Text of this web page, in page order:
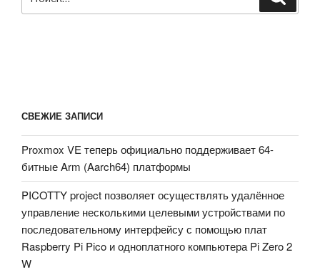
СВЕЖИЕ ЗАПИСИ
Proxmox VE теперь официально поддерживает 64-
битные Arm (Aarch64) платформы
PICOTTY project позволяет осуществлять удалённое
управление несколькими целевыми устройствами по
последовательному интерфейсу с помощью плат
Raspberry Pi Pico и одноплатного компьютера Pi Zero 2
W